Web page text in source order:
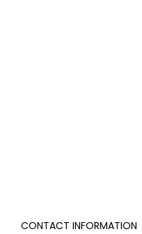
CONTACT INFORMATION